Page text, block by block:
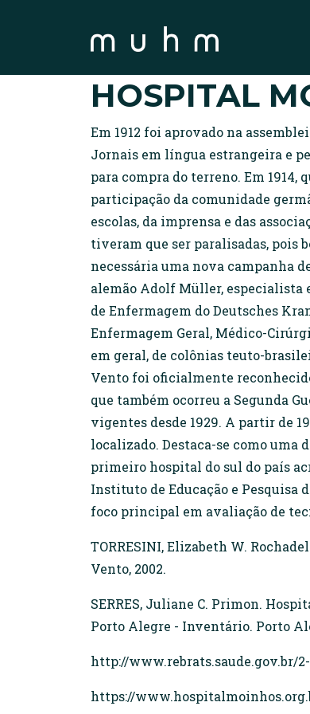
HOSPITAL
Em 1912 foi aprovado na
Jornais em língua estrangeira e
para compra do terreno. Em
participação da comunidade
escolas, da imprensa e das
tiveram que ser paralisadas, pois
necessária uma nova campanha
alemão Adolf Müller, especialista
de Enfermagem do Deutsches
Enfermagem Geral, Médico-
em geral, de colônias teuto-
Vento foi oficialmente
que também ocorreu a Segunda
vigentes desde 1929. A partir de
localizado. Destaca-se como
primeiro hospital do sul do país
Instituto de Educação e Pesquisa
foco principal em avaliação de
TORRESINI, Elizabeth W.
Vento, 2002.
SERRES, Juliane C. Primon.
Porto Alegre - Inventário. Porto
http://www.rebrats.saude.gov.br/
https://